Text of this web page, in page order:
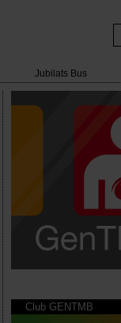
Jubilats Bus
Club GENTMB